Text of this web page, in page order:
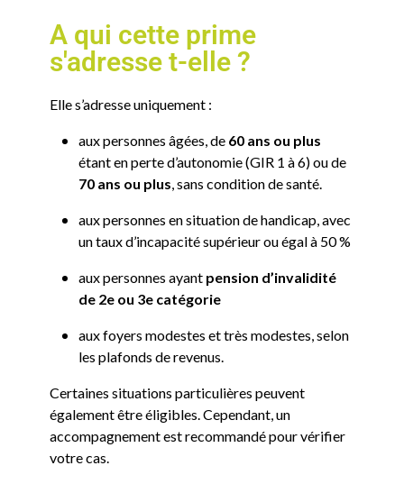
A qui cette prime
s'adresse t-elle ?
Elle s’adresse uniquement :
aux personnes âgées, de 60 ans ou plus
étant en perte d’autonomie (GIR 1 à 6) ou de
70 ans ou plus, sans condition de santé.
aux personnes en situation de handicap, avec
un taux d’incapacité supérieur ou égal à 50 %
aux personnes ayant pension d’invalidité
de 2e ou 3e catégorie
aux foyers modestes et très modestes, selon
les plafonds de revenus.
Certaines situations particulières peuvent
également être éligibles. Cependant, un
accompagnement est recommandé pour vérifier
votre cas.